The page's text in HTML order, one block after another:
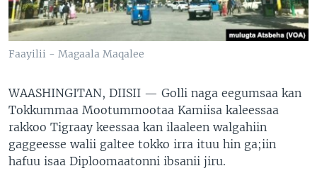
Faayilii - Magaala Maqalee
WAASHINGITAN, DIISII — Golli naga eegumsaa kan
Tokkummaa Mootummootaa Kamiisa kaleessaa
rakkoo Tigraay keessaa kan ilaaleen walgahiin
gaggeesse walii galtee tokko irra ituu hin ga;iin
hafuu isaa Diploomaatonni ibsanii jiru.